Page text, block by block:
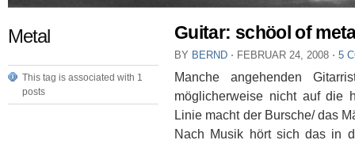
Metal
This tag is associated with 1
posts
Guitar: schöol of
BY BERND ⋅ FEBRUAR 24, 2008 ⋅ 5
Manche angehenden
möglicherweise nicht auf die
Linie macht der Bursche/ das
Nach Musik hört sich das in